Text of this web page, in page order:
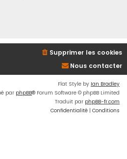
Supprimer les cookies
Nous contacter
Flat Style by Ian Bradley
par phpBB® Forum Software © phpBB Limited
Traduit par phpBB-fr.com
Confidentialité | Conditions